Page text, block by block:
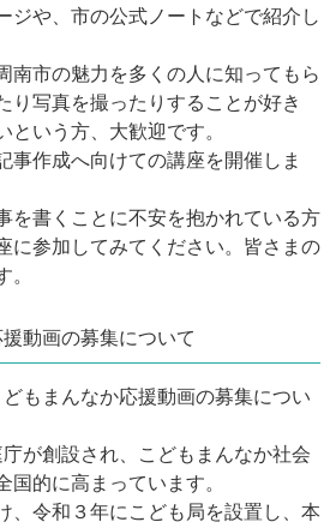
ジや、市の公式ノートなどで紹介し
南市の魅力を多くの人に知ってもら
り写真を撮ったりすることが好き
という方、大歓迎です。
事作成へ向けての講座を開催しま
を書くことに不安を抱かれている方
に参加してみてください。皆さまの
。
動画の募集について
もまんなか応援動画の募集につい
が創設され、こどもまんなか社会
国的に高まっています。
、令和３年にこども局を設置し、本